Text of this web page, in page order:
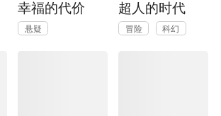
幸福的代价
悬疑
超人的时代
冒险 科幻